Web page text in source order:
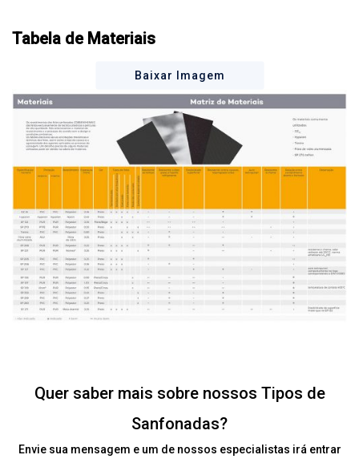
Tabela de Materiais
Baixar Imagem
Quer saber mais sobre nossos Tipos de
Sanfonadas?
Envie sua mensagem e um de nossos especialistas irá entrar